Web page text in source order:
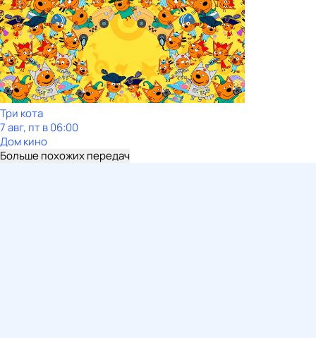
Три кота
7 авг, пт в 06:00
Дом кино
Больше похожих передач